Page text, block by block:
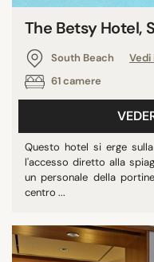
The Betsy Hotel,
South Beach
Vedi
61 camere
Questo hotel si erge
l'accesso diretto alla
un personale della
centro ...